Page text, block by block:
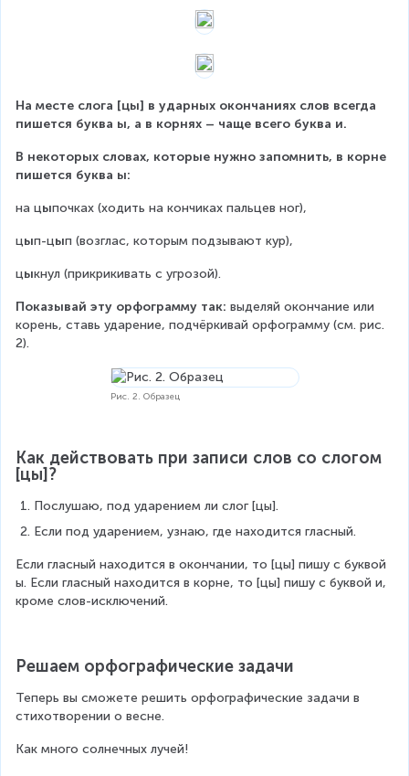
На месте слога [цы] в ударных окончаниях слов всегда
пишется буква ы, а в корнях – чаще всего буква и.
В некоторых словах, которые нужно запомнить, в корне
пишется буква ы:
на цыпочках (ходить на кончиках пальцев ног),
цып-цып (возглас, которым подзывают кур),
цыкнул (прикрикивать с угрозой).
Показывай эту орфограмму так: выделяй окончание или
корень, ставь ударение, подчёркивай орфограмму (см. рис.
2).
Рис. 2. Образец
Как действовать при записи слов со слогом
[цы]?
Послушаю, под ударением ли слог [цы].
Если под ударением, узнаю, где находится гласный.
Если гласный находится в окончании, то [цы] пишу с буквой
ы. Если гласный находится в корне, то [цы] пишу с буквой и,
кроме слов-исключений.
Решаем орфографические задачи
Теперь вы сможете решить орфографические задачи в
стихотворении о весне.
Как много солнечных лучей!